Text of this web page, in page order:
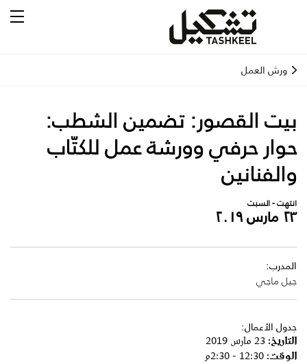
ورش العمل
بيت القصور: تضمين الشطب:
حوار حرفي وورشة عمل للكتّاب
والفنانين
انتهت - السبت
٢٣ مارس ٢٠١٩
المدرب:
جيل ماجي
جدول الأعمال:
التاريخ: 23 مارس 2019
الوقت: 12:30 - 2:30م